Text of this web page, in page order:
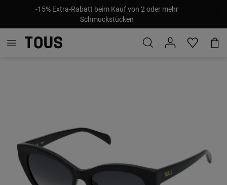
-15% Extra-Rabatt beim Kauf von 2 oder mehr
Schmuckstücken